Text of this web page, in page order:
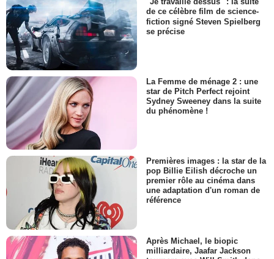
de ce célèbre film de science-
fiction signé Steven Spielberg
se précise
La Femme de ménage 2 : une
star de Pitch Perfect rejoint
Sydney Sweeney dans la suite
du phénomène !
Premières images : la star de la
pop Billie Eilish décroche un
premier rôle au cinéma dans
une adaptation d'un roman de
référence
Après Michael, le biopic
milliardaire, Jaafar Jackson